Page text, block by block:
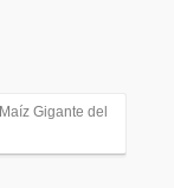
Maíz Gigante del